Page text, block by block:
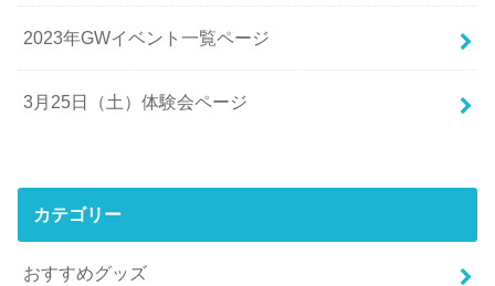
2023年GWイベント一覧ページ
3月25日（土）体験会ページ
カテゴリー
おすすめグッズ